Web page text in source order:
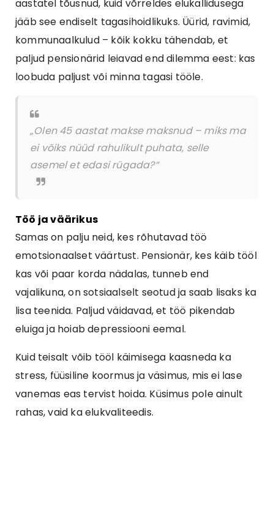
aastatel tõusnud, kuid võrreldes elukallidusega
jääb see endiselt tagasihoidlikuks. Üürid, ravimid,
kommunaalkulud – kõik kokku tähendab, et
paljud pensionärid leiavad end dilemma eest: kas
loobuda paljust või minna tagasi tööle.
„Olen 45 aastat makse maksnud – miks ma
ei võiks nüüd rahulikult puhata, selle
asemel et edasi rügada?“
Töö ja väärikus
Samas on palju neid, kes rõhutavad töö
emotsionaalset väärtust. Pensionär, kes käib tööl
kas või paar korda nädalas, tunneb end
vajalikuna, on sotsiaalselt seotud ja saab lisaks ka
lisa teenida. Paljud väidavad, et töö pikendab
eluiga ja hoiab depressiooni eemal.
Kuid teisalt võib tööl käimisega kaasneda ka
stress, füüsiline koormus ja väsimus, mis ei lase
vanemas eas tervist hoida. Küsimus pole ainult
rahas, vaid ka elukvaliteedis.